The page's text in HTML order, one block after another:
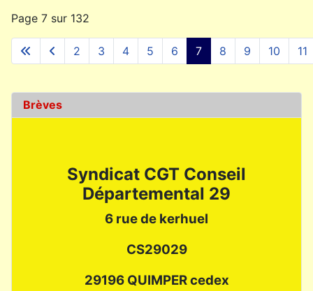
Page 7 sur 132
2 3 4 5 6 7 8 9 10 11
Brèves
Syndicat CGT Conseil
Départemental 29
6 rue de kerhuel
CS29029
29196 QUIMPER cedex